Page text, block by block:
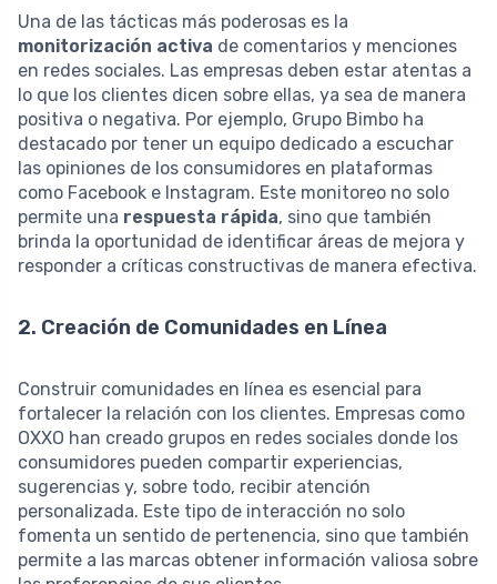
Una de las tácticas más poderosas es la
monitorización activa de comentarios y menciones
en redes sociales. Las empresas deben estar atentas a
lo que los clientes dicen sobre ellas, ya sea de manera
positiva o negativa. Por ejemplo, Grupo Bimbo ha
destacado por tener un equipo dedicado a escuchar
las opiniones de los consumidores en plataformas
como Facebook e Instagram. Este monitoreo no solo
permite una respuesta rápida, sino que también
brinda la oportunidad de identificar áreas de mejora y
responder a críticas constructivas de manera efectiva.
2. Creación de Comunidades en Línea
Construir comunidades en línea es esencial para
fortalecer la relación con los clientes. Empresas como
OXXO han creado grupos en redes sociales donde los
consumidores pueden compartir experiencias,
sugerencias y, sobre todo, recibir atención
personalizada. Este tipo de interacción no solo
fomenta un sentido de pertenencia, sino que también
permite a las marcas obtener información valiosa sobre